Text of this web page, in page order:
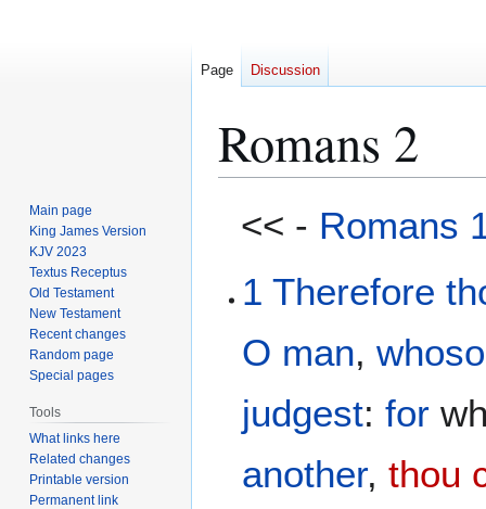
Romans 2
<< - Romans
1 Therefore
O man,
judgest:for
another,thou
Page Discussion
Main page
King James Version
KJV 2023
Textus Receptus
Old Testament
New Testament
Recent changes
Random page
Special pages
Tools
What links here
Related changes
Printable version
Permanent link